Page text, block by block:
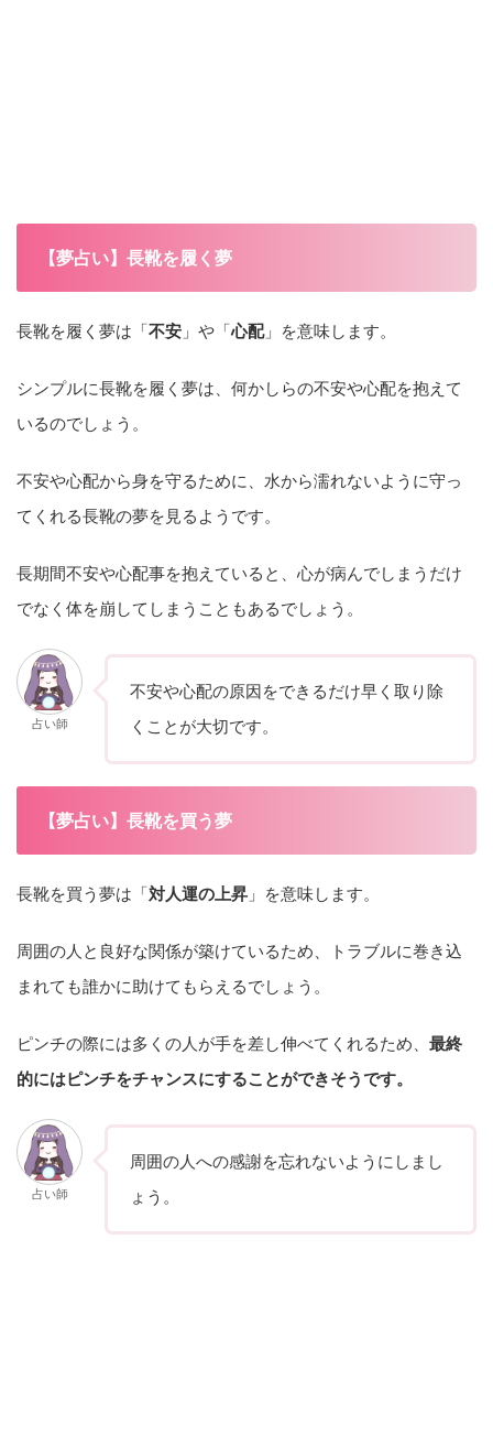
【夢占い】長靴を履く夢
長靴を履く夢は「不安 」や「心配」を意味します。
シンプルに長靴を履く夢は、何かしらの不安や心配を抱えて
いるのでしょう。
不安や心配から身を守るために、水から濡れないように守っ
てくれる長靴の夢を見るようです。
長期間不安や心配事を抱えていると、心が病んでしまうだけ
でなく体を崩してしまうこともあるでしょう。
占い師
不安や心配の原因をできるだけ早く取り除
くことが大切です。
【夢占い】長靴を買う夢
長靴を買う夢は「対人運の上昇 」を意味します。
周囲の人と良好な関係が築けているため、トラブルに巻き込
まれても誰かに助けてもらえるでしょう。
ピンチの際には多くの人が手を差し伸べてくれるため、 最終
的にはピンチをチャンスにすることができそうです。
占い師
周囲の人への感謝を忘れないようにしまし
ょう。